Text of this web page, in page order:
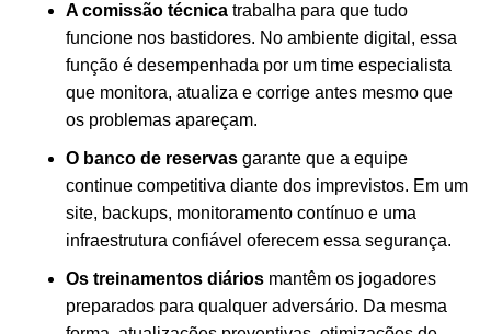
A comissão técnica trabalha para que tudo
funcione nos bastidores. No ambiente digital, essa
função é desempenhada por um time especialista
que monitora, atualiza e corrige antes mesmo que
os problemas apareçam.
O banco de reservas garante que a equipe
continue competitiva diante dos imprevistos. Em um
site, backups, monitoramento contínuo e uma
infraestrutura confiável oferecem essa segurança.
Os treinamentos diários mantêm os jogadores
preparados para qualquer adversário. Da mesma